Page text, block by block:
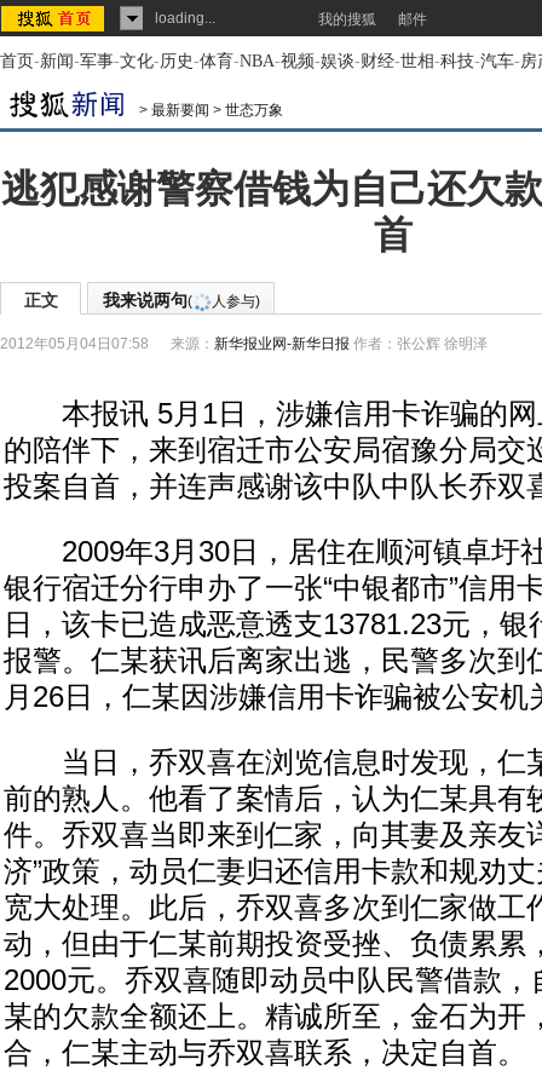
loading... 我的搜狐 邮件
首页-新闻-军事-文化-历史-体育-NBA-视频-娱谈-财经-世相-科技-汽车-房
> 最新要闻 > 世态万象
逃犯感谢警察借钱为自己还欠
首
正文 我来说两句( 人参与)
2012年05月04日07:58 来源： 新华报业网-新华日报 作者：张公辉 徐明泽
本报讯 5月1日，涉嫌信用卡诈骗的网
的陪伴下，来到宿迁市公安局宿豫分局交
投案自首，并连声感谢该中队中队长乔双
2009年3月30日，居住在顺河镇卓圩
银行宿迁分行申办了一张“中银都市”信用
日，该卡已造成恶意透支13781.23元，
报警。仁某获讯后离家出逃，民警多次到
月26日，仁某因涉嫌信用卡诈骗被公安机
当日，乔双喜在浏览信息时发现，仁
前的熟人。他看了案情后，认为仁某具有
件。乔双喜当即来到仁家，向其妻及亲友
济”政策，动员仁妻归还信用卡款和规劝
宽大处理。此后，乔双喜多次到仁家做工
动，但由于仁某前期投资受挫、负债累累
2000元。乔双喜随即动员中队民警借款
某的欠款全额还上。精诚所至，金石为开
合，仁某主动与乔双喜联系，决定自首。